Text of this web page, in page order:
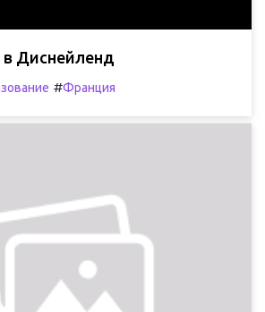
Диснейленд
#Франция